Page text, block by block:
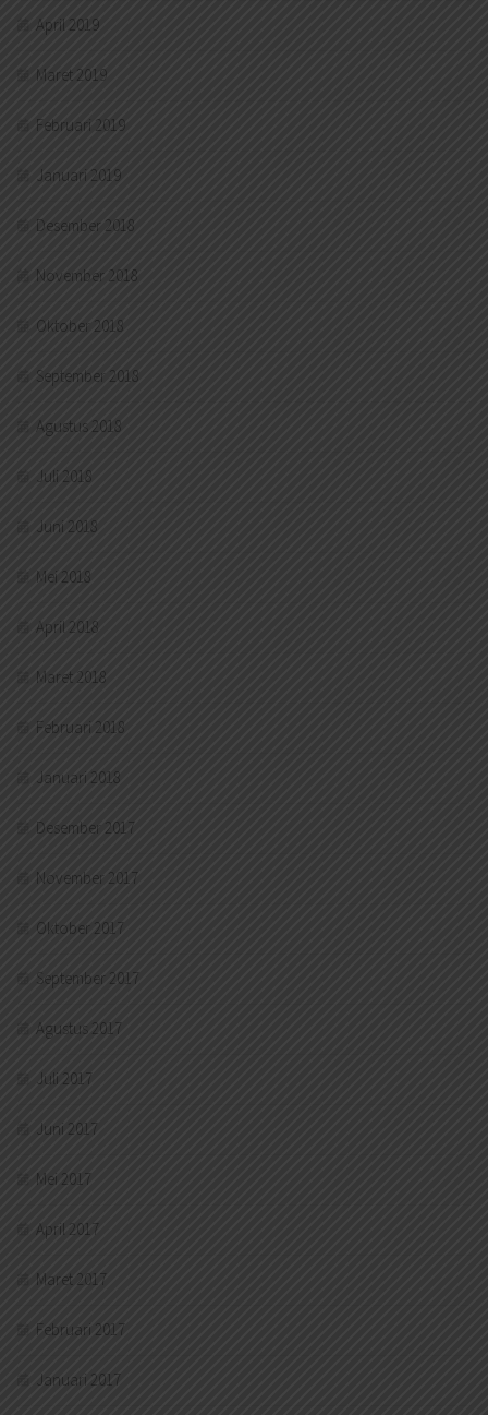
April 2019
Maret 2019
Februari 2019
Januari 2019
Desember 2018
November 2018
Oktober 2018
September 2018
Agustus 2018
Juli 2018
Juni 2018
Mei 2018
April 2018
Maret 2018
Februari 2018
Januari 2018
Desember 2017
November 2017
Oktober 2017
September 2017
Agustus 2017
Juli 2017
Juni 2017
Mei 2017
April 2017
Maret 2017
Februari 2017
Januari 2017